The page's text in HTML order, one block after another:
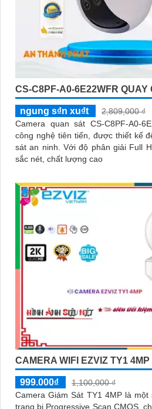
CS-C8PF-A0-6E22WFR QUAY
ngung s₫n xu₫t
2,809,000 ₫
Camera quan sát CS-C8PF-A0-
công nghệ tiên tiến, được thiết kế
sát an ninh. Với độ phân giải Full HD, camera cho hình ảnh
sắc nét, chất lượng cao
CAMERA WIFI EZVIZ TY1 4MP
999.000₫
1,100,000 ₫
Camera Giám Sát TY1 4MP là
trang bị Progressive Scan CMOS,